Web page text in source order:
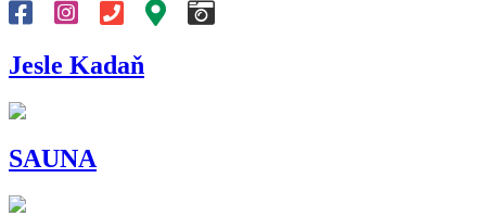
Jesle Kadaň
SAUNA